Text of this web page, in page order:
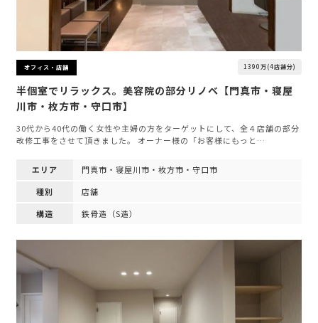
オフィス・店舗 1390万(4店舗分)
半個室でリラックス。美容院の部分リノベ【門真市・寝屋
川市・枚方市・守口市】
30代から40代の働く女性や主婦の方をターゲットにして、全４店舗の部分
改修工事をさせて頂きました。 オーナー様の「お客様にもっと…
エリア
門真市・寝屋川市・枚方市・守口市
種別
店舗
構造
鉄骨造（S造）